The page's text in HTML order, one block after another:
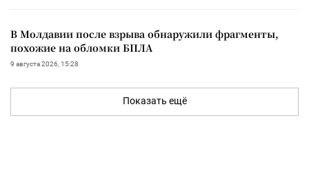
В Молдавии после взрыва обнаружили фрагменты,
похожие на обломки БПЛА
9 августа 2026, 15:28
Показать ещё